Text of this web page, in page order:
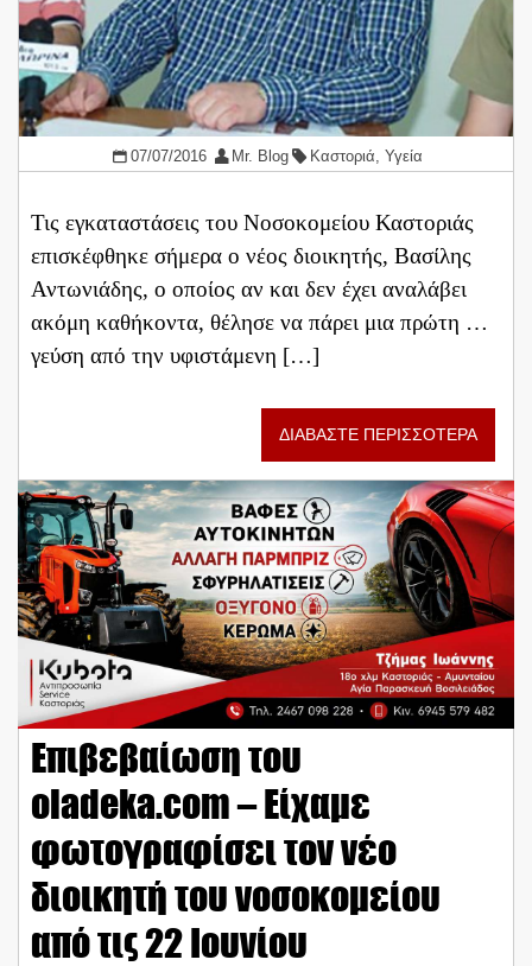
07/07/2016 Mr. Blog Καστοριά,Υγεία
Τις εγκαταστάσεις του Νοσοκομείου Καστοριάς
επισκέφθηκε σήμερα ο νέος διοικητής, Βασίλης
Αντωνιάδης, ο οποίος αν και δεν έχει αναλάβει
ακόμη καθήκοντα, θέλησε να πάρει μια πρώτη …
γεύση από την υφιστάμενη […]
ΔΙΑΒΑΣΤΕ ΠΕΡΙΣΣΟΤΕΡΑ
Επιβεβαίωση του
oladeka.com – Είχαμε
φωτογραφίσει τον νέο
διοικητή του νοσοκομείου
από τις 22 Ιουνίου